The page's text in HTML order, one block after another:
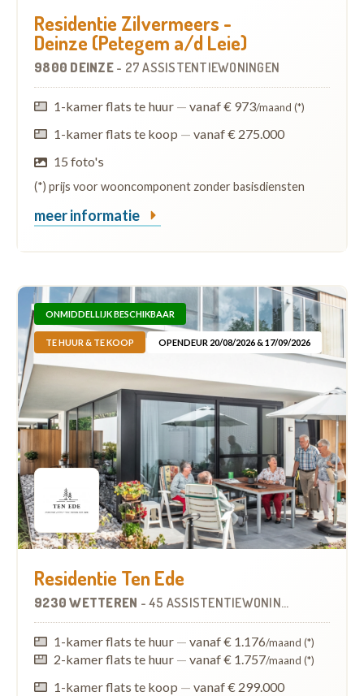
Residentie Zilvermeers -
Deinze (Petegem a/d Leie)
9800 DEINZE - 27 ASSISTENTIEWONINGEN
1-kamer flats te huur — vanaf € 973/maand (*)
1-kamer flats te koop — vanaf € 275.000
15 foto's
(*) prijs voor wooncomponent zonder basisdiensten
meer informatie
ONMIDDELLIJK BESCHIKBAAR
TE HUUR & TE KOOP OPENDEUR 20/08/2026 & 17/09/2026
Residentie Ten Ede
9230 WETTEREN - 45 ASSISTENTIEWONINGEN
1-kamer flats te huur — vanaf € 1.176/maand (*)
2-kamer flats te huur — vanaf € 1.757/maand (*)
1-kamer flats te koop — vanaf € 299.000